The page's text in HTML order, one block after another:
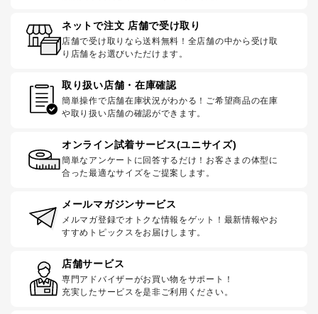
ネットで注文 店舗で受け取り
店舗で受け取りなら送料無料！全店舗の中から受け取
り店舗をお選びいただけます。
取り扱い店舗・在庫確認
簡単操作で店舗在庫状況がわかる！ご希望商品の在庫
や取り扱い店舗の確認ができます。
オンライン試着サービス(ユニサイズ)
簡単なアンケートに回答するだけ！お客さまの体型に
合った最適なサイズをご提案します。
メールマガジンサービス
メルマガ登録でオトクな情報をゲット！最新情報やお
すすめトピックスをお届けします。
店舗サービス
専門アドバイザーがお買い物をサポート！
充実したサービスを是非ご利用ください。